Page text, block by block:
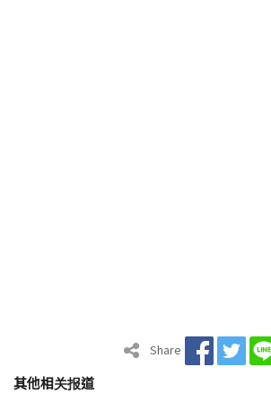
Share
其他相关报道